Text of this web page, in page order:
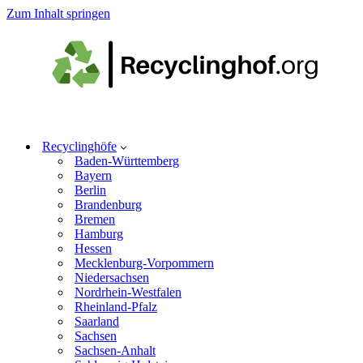
Zum Inhalt springen
Recyclinghöfe
Baden-Württemberg
Bayern
Berlin
Brandenburg
Bremen
Hamburg
Hessen
Mecklenburg-Vorpommern
Niedersachsen
Nordrhein-Westfalen
Rheinland-Pfalz
Saarland
Sachsen
Sachsen-Anhalt